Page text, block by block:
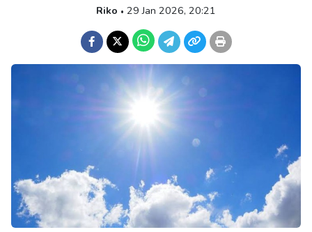
Riko • 29 Jan 2026, 20:21